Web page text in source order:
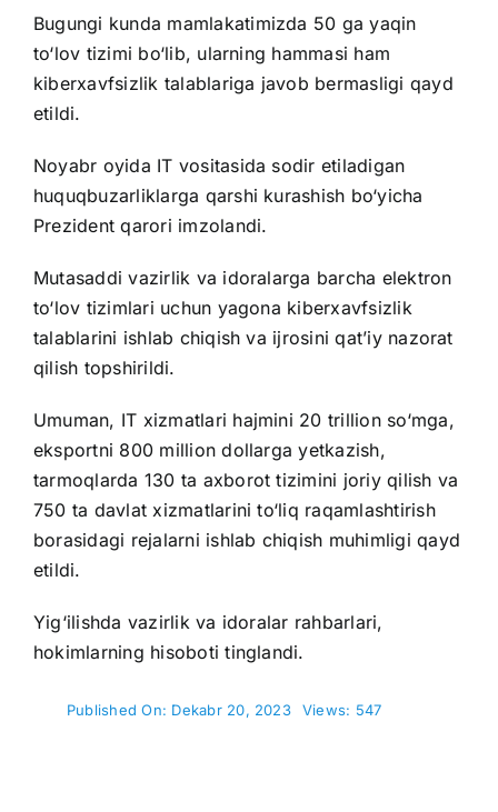
Bugungi kunda mamlakatimizda 50 ga yaqin
to‘lov tizimi bo‘lib, ularning hammasi ham
kiberxavfsizlik talablariga javob bermasligi qayd
etildi.
Noyabr oyida IT vositasida sodir etiladigan
huquqbuzarliklarga qarshi kurashish bo‘yicha
Prezident qarori imzolandi.
Mutasaddi vazirlik va idoralarga barcha elektron
to‘lov tizimlari uchun yagona kiberxavfsizlik
talablarini ishlab chiqish va ijrosini qat’iy nazorat
qilish topshirildi.
Umuman, IT xizmatlari hajmini 20 trillion so‘mga,
eksportni 800 million dollarga yetkazish,
tarmoqlarda 130 ta axborot tizimini joriy qilish va
750 ta davlat xizmatlarini to‘liq raqamlashtirish
borasidagi rejalarni ishlab chiqish muhimligi qayd
etildi.
Yig‘ilishda vazirlik va idoralar rahbarlari,
hokimlarning hisoboti tinglandi.
Published On: Dekabr 20, 2023 Views: 547